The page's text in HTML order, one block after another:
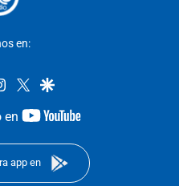
en:
instagram
twittergoogle
en
youtube-
app en